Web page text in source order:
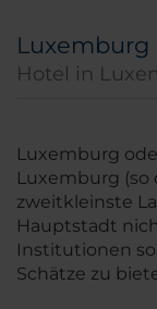
Luxemburg
Hotel in
Luxemburg
Luxemburg (so
zweitkleinste
Hauptstadt
Institutionen
Schätze zu